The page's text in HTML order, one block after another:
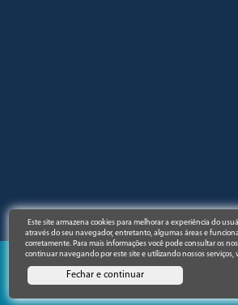
©2023. | Titular: IMPRIMA RÁPIDO
28.045.354/0005-03 | Todos os
Este site armazena cookies para melhorar a experiência do
através do seu navegador, entretanto, algumas áreas e
corretamente. Para mais informações você pode consultar os
continuar navegando por este site e utilizando nossos serviços,
Fechar e continuar